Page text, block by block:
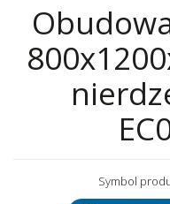
Symbol